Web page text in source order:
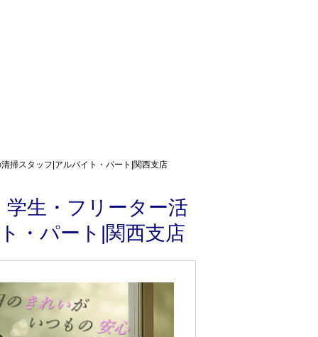
掃スタッフ|アルバイト・パート|関西支店
生・フリーター活
・パート|関西支店